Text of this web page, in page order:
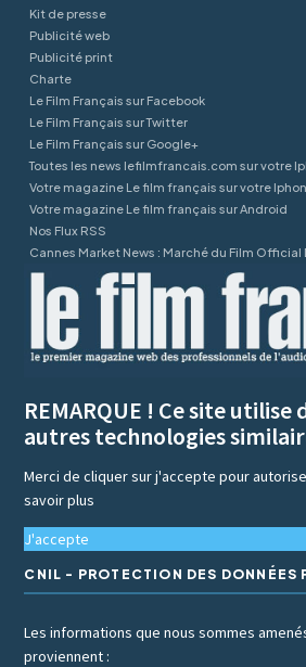
Kit de presse
Publicité web
Publicité print
Charte
Le Film Français sur Facebook
Le Film Français sur Twitter
Le Film Français sur Google+
Toutes les news lefilmfrancais.com sur votre
Votre magazine Le film français sur votre
Votre magazine Le film français sur Android
Nos Flux RSS
Cannes Market News : Marché du Film Official
REMARQUE ! Ce site utilise
autres technologies
Merci de cliquer sur j'accepte pour
savoir plus
J'accepte
CNIL - PROTECTION DES DONNÉES
Les informations que nous sommes
proviennent :